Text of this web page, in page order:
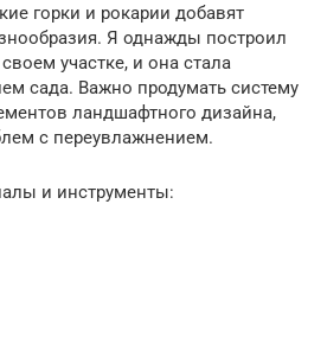
горки и рокарии добавят
Я однажды построил
участке, и она стала
сада. Важно продумать систему
ландшафтного дизайна,
с переувлажнением.
и инструменты: